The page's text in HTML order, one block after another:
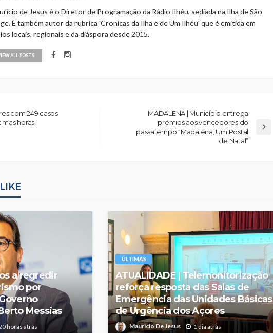
de Jesus é o Diretor de Programação da Rádio Ilhéu, sediada na Ilha de São
É também autor da rubrica 'Cronicas da Ilha e de Um Ilhéu' que é emitida em
locais, regionais e da diáspora desde 2015.
ALL POSTS
com 249 casos
horas
MADALENA | Município entrega
prémios aos vencedores do
passatempo “Madalena, Um Postal
de Natal”
a regredir
por
Messias
horas atrás
ÚLTIMAS
ATUALIDADE | Telemonitorização
reforça resposta das Salas de
Emergência das Unidades Básicas
de Urgência dos Açores
Mauricio De Jesus 1 dia atrás